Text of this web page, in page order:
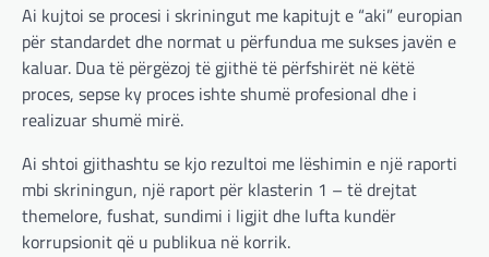
Ai kujtoi se procesi i skriningut me kapitujt e “aki” europian
për standardet dhe normat u përfundua me sukses javën e
kaluar. Dua të përgëzoj të gjithë të përfshirët në këtë
proces, sepse ky proces ishte shumë profesional dhe i
realizuar shumë mirë.
Ai shtoi gjithashtu se kjo rezultoi me lëshimin e një raporti
mbi skriningun, një raport për klasterin 1 – të drejtat
themelore, fushat, sundimi i ligjit dhe lufta kundër
korrupsionit që u publikua në korrik.